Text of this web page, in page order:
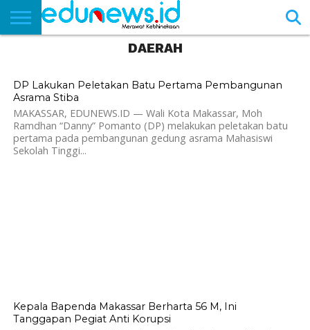
DAERAH
616
DP Lakukan Peletakan Batu Pertama Pembangunan
Asrama Stiba
MAKASSAR, EDUNEWS.ID — Wali Kota Makassar, Moh
Ramdhan “Danny” Pomanto (DP) melakukan peletakan batu
pertama pada pembangunan gedung asrama Mahasiswi
Sekolah Tinggi...
Kepala Bapenda Makassar Berharta 56 M, Ini
Tanggapan Pegiat Anti Korupsi